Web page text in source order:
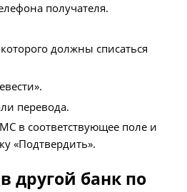
получателя.
должны списаться
перевода.
в соответствующее поле и
«Подтвердить».
другой банк по